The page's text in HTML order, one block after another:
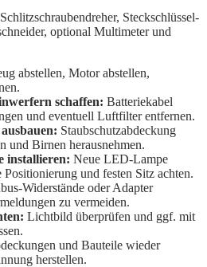
Steckschlüssel-
optional Multimeter und
abstellen, Motor abstellen,
schaffen: Batteriekabel
und eventuell Luftfilter entfernen.
Staubschutzabdeckung
und Birnen herausnehmen.
installieren: Neue LED-Lampe
Positionierung und festen Sitz achten.
Widerstände oder Adapter
zu vermeiden.
Lichtbild überprüfen und ggf. mit
und Bauteile wieder
herstellen.